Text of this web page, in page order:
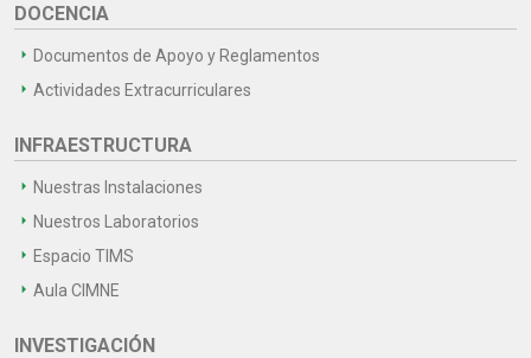
DOCENCIA
Documentos de Apoyo y Reglamentos
Actividades Extracurriculares
INFRAESTRUCTURA
Nuestras Instalaciones
Nuestros Laboratorios
Espacio TIMS
Aula CIMNE
INVESTIGACIÓN